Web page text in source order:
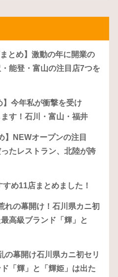
とめ】激動の年に開業の
能登・富山の注目店7つを
】今年私が衝撃を受け
す！石川・富山・福井
】NEWオープンの注目
たレストラン、北陸が誇
すめ11店まとめました！
れの幕開け！石川県カニ初
高級ブランド「輝」と
の幕開け石川県カニ初セリ
「輝」と「輝姫」は出た